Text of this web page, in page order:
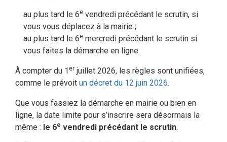
au plus tard le 6e vendredi précédant le scrutin, si
vous vous déplacez à la mairie ;
au plus tard le 6e mercredi précédant le scrutin si
vous faites la démarche en ligne.
À compter du 1 er juillet 2026, les règles sont unifiées,
comme le prévoit un décret du 12 juin 2026.
Que vous fassiez la démarche en mairie ou bien en
ligne, la date limite pour s’inscrire sera désormais la
même : le 6e vendredi précédant le scrutin.